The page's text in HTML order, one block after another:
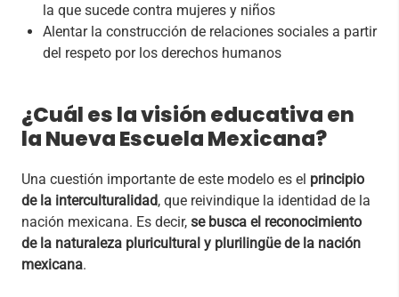
la que sucede contra mujeres y niños
Alentar la construcción de relaciones sociales a partir
del respeto por los derechos humanos
¿Cuál es la visión educativa en
la Nueva Escuela Mexicana?
Una cuestión importante de este modelo es el principio
de la interculturalidad, que reivindique la identidad de la
nación mexicana. Es decir, se busca el reconocimiento
de la naturaleza pluricultural y plurilingüe de la nación
mexicana.